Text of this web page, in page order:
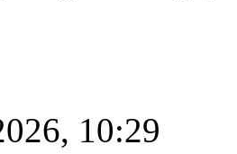
10:29